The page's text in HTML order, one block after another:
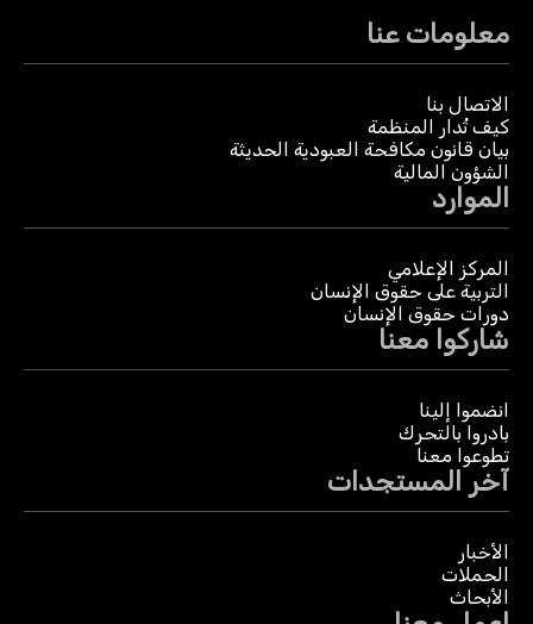
معلومات عنا
الاتصال بنا
كيف تُدار المنظمة
بيان قانون مكافحة العبودية الحديثة
الشؤون المالية
الموارد
المركز الإعلامي
التربية على حقوق الإنسان
دورات حقوق الإنسان
شاركوا معنا
انضموا إلينا
بادروا بالتحرك
تطوعوا معنا
آخر المستجدات
الأخبار
الحملات
الأبحاث